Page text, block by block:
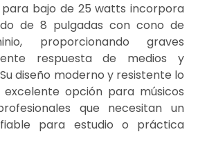
bajo de 25 watts incorpora
de 8 pulgadas con cono de
proporcionando graves
respuesta de medios y
diseño moderno y resistente lo
opción para músicos
que necesitan un
para estudio o práctica